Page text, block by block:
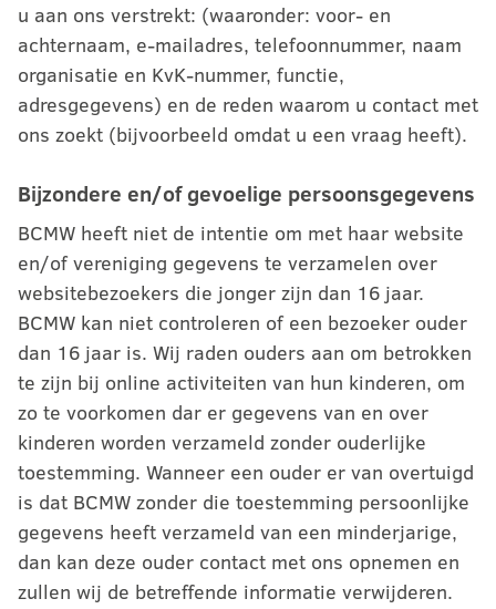
u aan ons verstrekt: (waaronder: voor- en
achternaam, e-mailadres, telefoonnummer, naam
organisatie en KvK-nummer, functie,
adresgegevens) en de reden waarom u contact met
ons zoekt (bijvoorbeeld omdat u een vraag heeft).
Bijzondere en/of gevoelige persoonsgegevens
BCMW heeft niet de intentie om met haar website
en/of vereniging gegevens te verzamelen over
websitebezoekers die jonger zijn dan 16 jaar.
BCMW kan niet controleren of een bezoeker ouder
dan 16 jaar is. Wij raden ouders aan om betrokken
te zijn bij online activiteiten van hun kinderen, om
zo te voorkomen dar er gegevens van en over
kinderen worden verzameld zonder ouderlijke
toestemming. Wanneer een ouder er van overtuigd
is dat BCMW zonder die toestemming persoonlijke
gegevens heeft verzameld van een minderjarige,
dan kan deze ouder contact met ons opnemen en
zullen wij de betreffende informatie verwijderen.